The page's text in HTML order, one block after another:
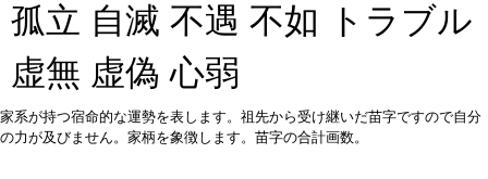
孤立 自滅 不遇 不如 トラブル
虚無 虚偽 心弱
家系が持つ宿命的な運勢を表します。祖先から受け継いだ苗字ですので自分
の力が及びません。家柄を象徴します。苗字の合計画数。